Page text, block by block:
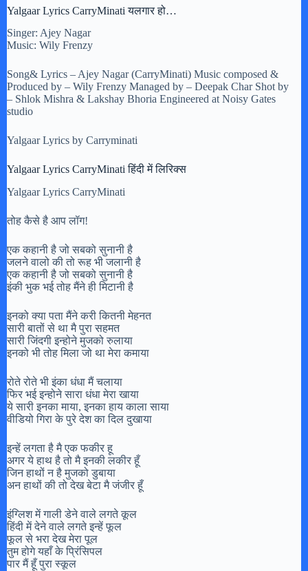
Yalgaar Lyrics CarryMinati यलगार हो…
Singer: Ajey Nagar
Music: Wily Frenzy
Song& Lyrics – Ajey Nagar (CarryMinati) Music composed &
Produced by – Wily Frenzy Managed by – Deepak Char Shot by
– Shlok Mishra & Lakshay Bhoria Engineered at Noisy Gates
studio
Yalgaar Lyrics by Carryminati
Yalgaar Lyrics CarryMinati हिंदी में लिरिक्स
Yalgaar Lyrics CarryMinati
तोह कैसे है आप लॉग!
एक कहानी है जो सबको सुनानी है
जलने वालो की तो रूह भी जलानी है
एक कहानी है जो सबको सुनानी है
इंकी भुक भई तोह मैंने ही मिटानी है
इनको क्या पता मैंने करी कितनी मेहनत
सारी बातों से था मै पुरा सहमत
सारी जिंदगी इन्होने मुजको रुलाया
इनको भी तोह मिला जो था मेरा कमाया
रोते रोते भी इंका धंधा मैं चलाया
फिर भई इन्होने सारा धंधा मेरा खाया
ये सारी इनका माया, इनका हाय काला साया
वीडियो गिरा के पुरे देश का दिल दुखाया
इन्हें लगता है मै एक फकीर हू
अगर ये हाथ है तो मै इनकी लकीर हूँ
जिन हाथों न है मुजको डुबाया
अन हाथों की तो देख बेटा मै जंजीर हूँ
इंग्लिश में गाली डेने वाले लगते कूल
हिंदी में देने वाले लगते इन्हें फूल
फूल से भरा देख मेरा पूल
तुम होगे यहाँ के प्रिंसिपल
पार मैं हूँ पुरा स्कूल